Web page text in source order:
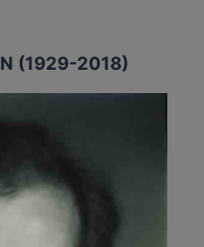
(1929-2018)